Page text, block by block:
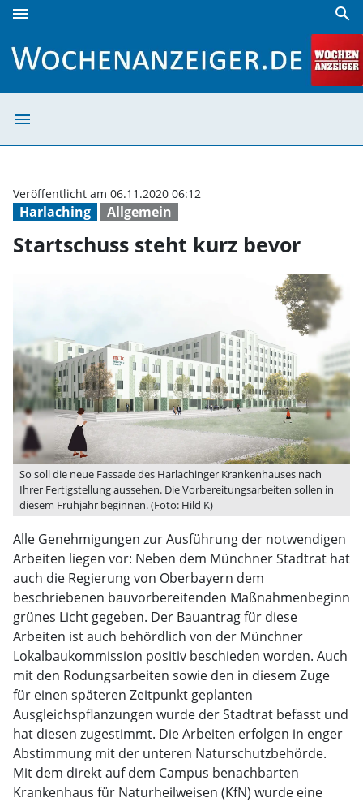
menu search
menu
Harlaching Allgemein
Veröffentlicht am 06.11.2020 06:12
Startschuss steht kurz bevor
So soll die neue Fassade des Harlachinger Krankenhauses nach
Ihrer Fertigstellung aussehen. Die Vorbereitungsarbeiten sollen in
diesem Frühjahr beginnen. (Foto: Hild K)
Alle Genehmigungen zur Ausführung der notwendigen
Arbeiten liegen vor: Neben dem Münchner Stadtrat hat
auch die Regierung von Oberbayern dem
beschriebenen bauvorbereitenden Maßnahmenbeginn
grünes Licht gegeben. Der Bauantrag für diese
Arbeiten ist auch behördlich von der Münchner
Lokalbaukommission positiv beschieden worden. Auch
mit den Rodungsarbeiten sowie den in diesem Zuge
für einen späteren Zeitpunkt geplanten
Ausgleichspflanzungen wurde der Stadtrat befasst und
hat diesen zugestimmt. Die Arbeiten erfolgen in enger
Abstimmung mit der unteren Naturschutzbehörde.
Mit dem direkt auf dem Campus benachbarten
Krankenhaus für Naturheilweisen (KfN) wurde eine